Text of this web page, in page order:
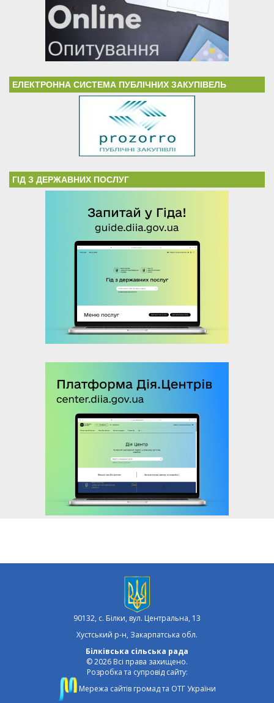
ЕЛЕКТРОННА СИСТЕМА ПУБЛІЧНИХ ЗАКУПІВЕЛЬ
ГІД З ДЕРЖАВНИХ ПОСЛУГ
90132, с. Білки, вул. Центральна, 13
Хустський р-н, Закарпатська обл.
Білківська сільська рада
© 2026 Всі права захищено.
Розробка та супровід сайту:
Мережа сайтів громад та ОТГ України